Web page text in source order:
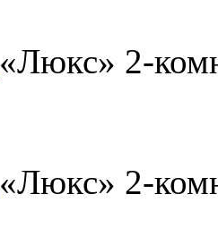
«Люкс» 2-
«Люкс» 2-